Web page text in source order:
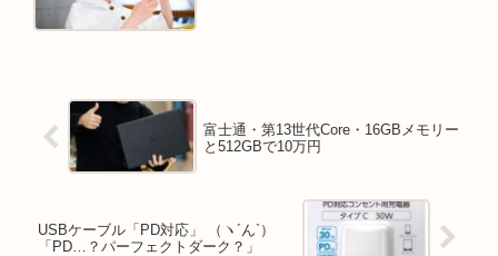
富士通・第13世代Core・16GBメモリー
と512GBで10万円
USBケーブル「PD対応」 （ヽ´ん`）
「PD…？パーフェクトダーク？」